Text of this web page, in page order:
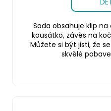
Sada obsahuje klip
kousátko, závěs na
Můžete si být jisti, že
skvělé